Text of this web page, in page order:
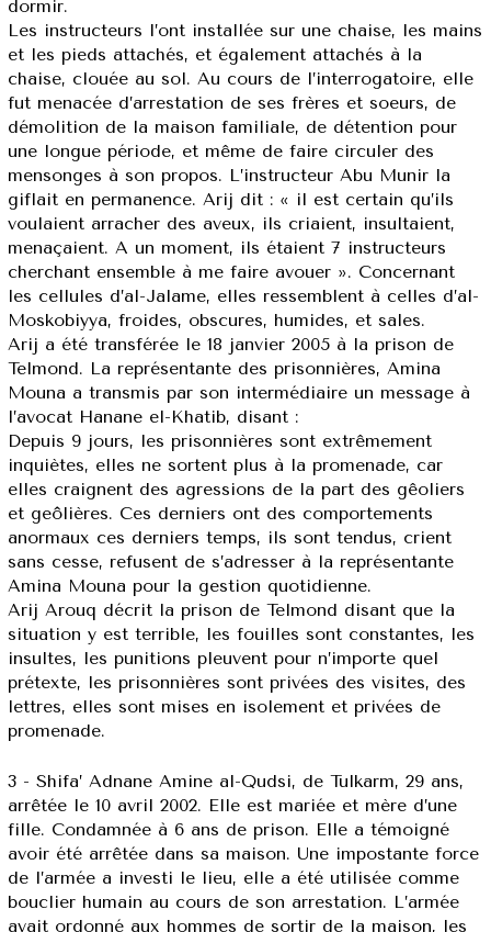
dormir.
Les instructeurs l’ont installée sur une chaise, les mains
et les pieds attachés, et également attachés à la
chaise, clouée au sol. Au cours de l’interrogatoire, elle
fut menacée d’arrestation de ses frères et soeurs, de
démolition de la maison familiale, de détention pour
une longue période, et même de faire circuler des
mensonges à son propos. L’instructeur Abu Munir la
giflait en permanence. Arij dit : « il est certain qu’ils
voulaient arracher des aveux, ils criaient, insultaient,
menaçaient. A un moment, ils étaient 7 instructeurs
cherchant ensemble à me faire avouer ». Concernant
les cellules d’al-Jalame, elles ressemblent à celles d’al-
Moskobiyya, froides, obscures, humides, et sales.
Arij a été transférée le 18 janvier 2005 à la prison de
Telmond. La représentante des prisonnières, Amina
Mouna a transmis par son intermédiaire un message à
l’avocat Hanane el-Khatib, disant :
Depuis 9 jours, les prisonnières sont extrêmement
inquiètes, elles ne sortent plus à la promenade, car
elles craignent des agressions de la part des gêoliers
et geôlières. Ces derniers ont des comportements
anormaux ces derniers temps, ils sont tendus, crient
sans cesse, refusent de s’adresser à la représentante
Amina Mouna pour la gestion quotidienne.
Arij Arouq décrit la prison de Telmond disant que la
situation y est terrible, les fouilles sont constantes, les
insultes, les punitions pleuvent pour n’importe quel
prétexte, les prisonnières sont privées des visites, des
lettres, elles sont mises en isolement et privées de
promenade.
3 - Shifa’ Adnane Amine al-Qudsi, de Tulkarm, 29 ans,
arrêtée le 10 avril 2002. Elle est mariée et mère d’une
fille. Condamnée à 6 ans de prison. Elle a témoigné
avoir été arrêtée dans sa maison. Une impostante force
de l’armée a investi le lieu, elle a été utilisée comme
bouclier humain au cours de son arrestation. L’armée
avait ordonné aux hommes de sortir de la maison, les